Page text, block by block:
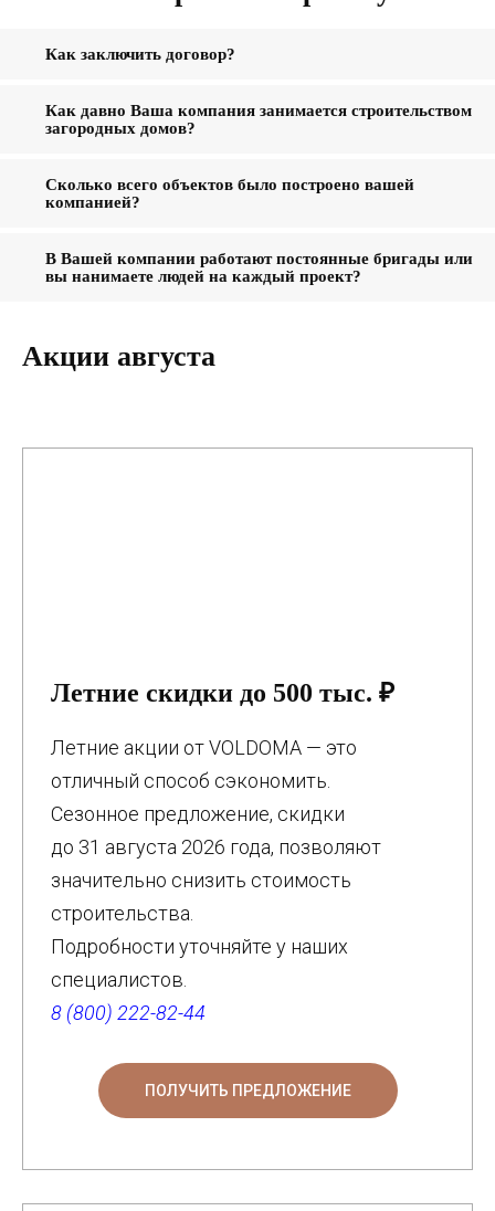
ПОЛУЧИТЬ РАСЧЕТ
коммуникации минимальные: вентиляция,
Как заключить договор?
Как давно Ваша компания занимается строительством
загородных домов?
Сколько всего объектов было построено вашей
компанией?
В Вашей компании работают постоянные бригады или
вы нанимаете людей на каждый проект?
Акции августа
Летние скидки до 500 тыс. ₽
Летние акции от VOLDOMA — это
отличный способ сэкономить.
Сезонное предложение, скидки
до 31 августа 2026 года, позволяют
значительно снизить стоимость
строительства.
Подробности уточняйте у наших
специалистов.
8 (800) 222-82-44
ПОЛУЧИТЬ ПРЕДЛОЖЕНИЕ